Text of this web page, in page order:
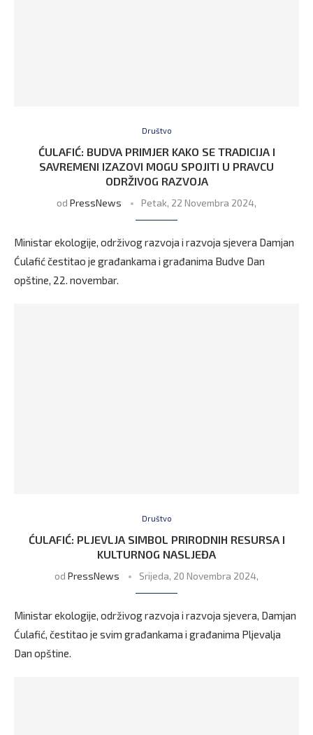
Društvo
ĆULAFIĆ: BUDVA PRIMJER KAKO SE TRADICIJA I
SAVREMENI IZAZOVI MOGU SPOJITI U PRAVCU
ODRŽIVOG RAZVOJA
od PressNews Petak, 22 Novembra 2024,
Ministar ekologije, održivog razvoja i razvoja sjevera Damjan
Ćulafić čestitao je građankama i građanima Budve Dan
opštine, 22. novembar.
Društvo
ĆULAFIĆ: PLJEVLJA SIMBOL PRIRODNIH RESURSA I
KULTURNOG NASLJEĐA
od PressNews Srijeda, 20 Novembra 2024,
Ministar ekologije, održivog razvoja i razvoja sjevera, Damjan
Ćulafić, čestitao je svim građankama i građanima Pljevalja
Dan opštine.